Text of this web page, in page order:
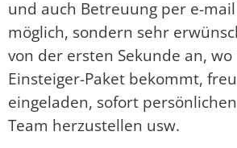
und auch Betreuung per e-
möglich, sondern sehr
von der ersten Sekunde an,
Einsteiger-Paket bekommt,
eingeladen, sofort
Team herzustellen usw.